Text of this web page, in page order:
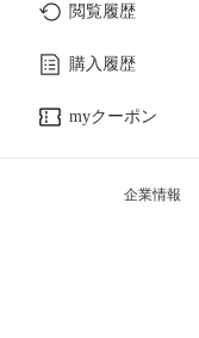
閲覧履歴
購入履歴
myクーポン
企業情報